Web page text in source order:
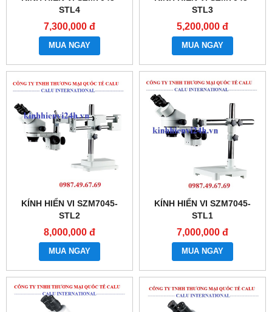
STL4
7,300,000 đ
MUA NGAY
STL3
5,200,000 đ
MUA NGAY
KÍNH HIỂN VI SZM7045-
STL2
8,000,000 đ
MUA NGAY
KÍNH HIỂN VI SZM7045-
STL1
7,000,000 đ
MUA NGAY